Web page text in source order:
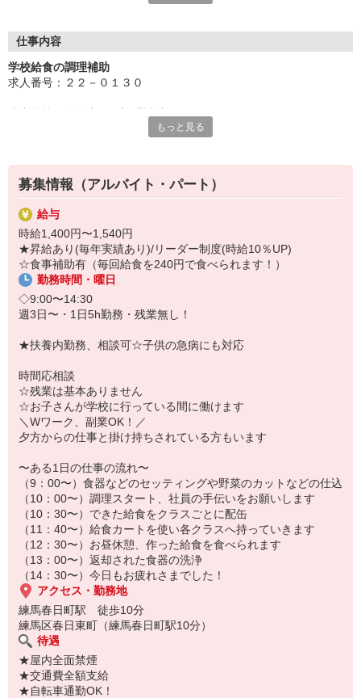
カンタンで始めやすい作業が多いので、未経験の方でも安心して
■おすすめポイント
調理は社員が担当するため、補助的な作業をお任せします
家事経験があればすぐに活躍可能。作業手順は丁寧にサポートし
・平日のみ勤務・長期休暇あり
土日祝日休みのほか、春夏冬の長期休暇もあるので、家庭との両
立がしやすいです。
・資格習得支援あり
調理師免許の取得サポート有、社員へのステップアップも可！
■スタッフの声
・「自分の子どもとお休みが合うので助かっています♪」
・「家庭で給食についての共通の話題が出るのがうれしいです」
・「体を程よく動かす仕事なので、自粛中の運動不足が解消でき
仕事内容
学校給食の調理補助
求人番号：２２－０１３０
〜具体的には〜
・野菜の皮むき、カット
・揚物、焼物の成形
・料理や食器を人数分に分ける
・食器の洗浄・片付けをして終了！
□作業工程表によりその日の作業を見える化
□入社時の研修有
（本社スタッフより衛生管理の基礎について）
□ステップアップも可能！
資格取得後に社員へキャリアアップされる方もいます
〜活躍しているメンバー〜
20代〜60代の方が多く活躍中
主婦（夫）、フリーター、Wワーカー活躍中
もっと見る
募集情報（アルバイト・パート）
給与
時給1,400円〜1,540円
★昇給あり(毎年実績あり)/リーダー制度(時給10％UP)
☆食事補助有（毎回給食を240円で食べられます！）
勤務時間・曜日
◇9:00〜14:30
週3日〜・1日5h勤務・残業無し！
★扶養内勤務、相談可☆子供の急病にも対応
時間応相談
☆残業は基本ありません
☆お子さんが学校に行っている間に働けます
＼Wワーク、副業OK！／
夕方からの仕事と掛け持ちされている方もいます
〜ある1日の仕事の流れ〜
（9：00〜）食器などのセッティングや野菜のカットなどの仕込
（10：00〜）調理スタート、社員の手伝いをお願いします
（10：30〜）できた給食をクラスごとに配缶
（11：40〜）給食カートを使い各クラスへ持っていきます
（12：30〜）お昼休憩、作った給食を食べられます
（13：00〜）返却された食器の洗浄
（14：30〜）今日もお疲れさまでした！
アクセス・勤務地
練馬春日町駅 徒歩10分
練馬区春日東町（練馬春日町駅10分）
待遇
★屋内全面禁煙
★交通費全額支給
★自転車通勤OK！